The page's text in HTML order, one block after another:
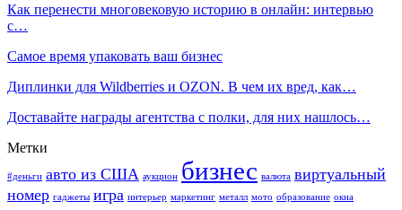
Как перенести многовековую историю в онлайн: интервью
с…
Самое время упаковать ваш бизнес
Диплинки для Wildberries и OZON. В чем их вред, как…
Доставайте награды агентства с полки, для них нашлось…
Метки
#деньги авто из США аукцион бизнес валюта виртуальный
номер гаджеты игра интерьер маркетинг металл мото образование окна